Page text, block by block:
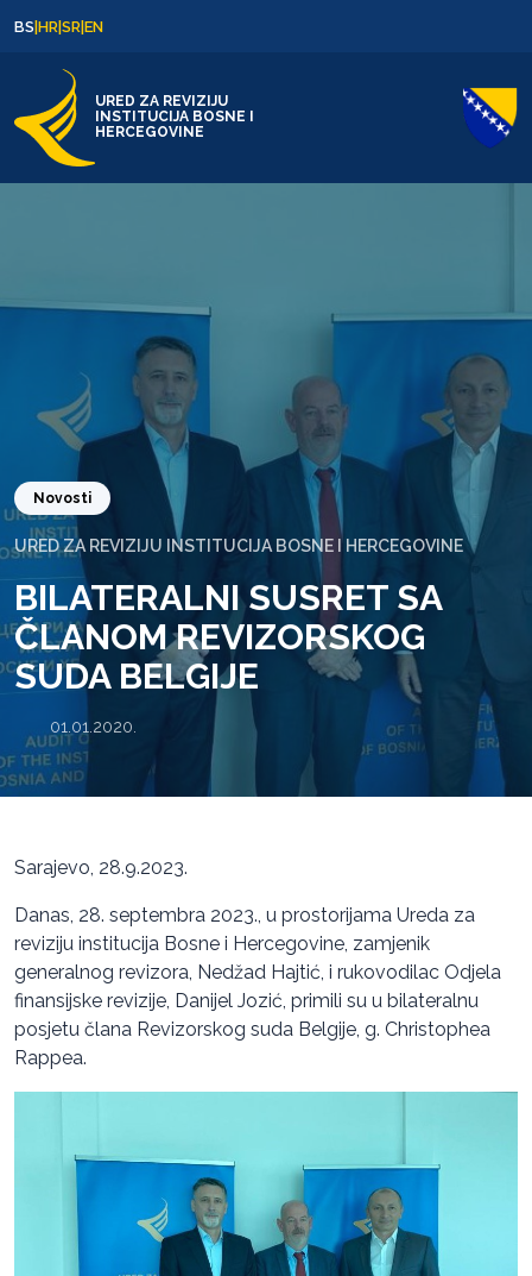
BS|HR|SR|EN
URED ZA REVIZIJU
INSTITUCIJA BOSNE I
HERCEGOVINE
Novosti
URED ZA REVIZIJU INSTITUCIJA BOSNE I HERCEGOVINE
BILATERALNI SUSRET SA
ČLANOM REVIZORSKOG
SUDA BELGIJE
01.01.2020.
Sarajevo, 28.9.2023.
Danas, 28. septembra 2023., u prostorijama Ureda za
reviziju institucija Bosne i Hercegovine, zamjenik
generalnog revizora, Nedžad Hajtić, i rukovodilac Odjela
finansijske revizije, Danijel Jozić, primili su u bilateralnu
posjetu člana Revizorskog suda Belgije, g. Christophea
Rappea.